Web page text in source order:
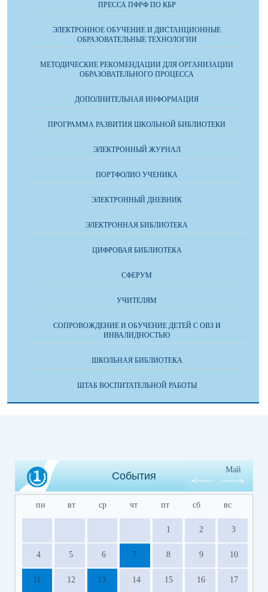
ПРЕССА ПФРФ ПО КБР
ЭЛЕКТРОННОЕ ОБУЧЕНИЕ И ДИСТАНЦИОННЫЕ
ОБРАЗОВАТЕЛЬНЫЕ ТЕХНОЛОГИИ
МЕТОДИЧЕСКИЕ РЕКОМЕНДАЦИИ ДЛЯ ОРГАНИЗАЦИИ
ОБРАЗОВАТЕЛЬНОГО ПРОЦЕССА
ДОПОЛНИТЕЛЬНАЯ ИНФОРМАЦИЯ
ПРОГРАММА РАЗВИТИЯ ШКОЛЬНОЙ БИБЛИОТЕКИ
ЭЛЕКТРОННЫЙ ЖУРНАЛ
ПОРТФОЛИО УЧЕНИКА
ЭЛЕКТРОННЫЙ ДНЕВНИК
ЭЛЕКТРОННАЯ БИБЛИОТЕКА
ЦИФРОВАЯ БИБЛИОТЕКА
СФЕРУМ
УЧИТЕЛЯМ
СОПРОВОЖДЕНИЕ И ОБУЧЕНИЕ ДЕТЕЙ С ОВЗ И
ИНВАЛИДНОСТЬЮ
ШКОЛЬНАЯ БИБЛИОТЕКА
ШТАБ ВОСПИТАТЕЛЬНОЙ РАБОТЫ
События
Май
пн вт ср чт пт сб вс
1 2 3
4 5 6 7 8 9 10
11 12 13 14 15 16 17